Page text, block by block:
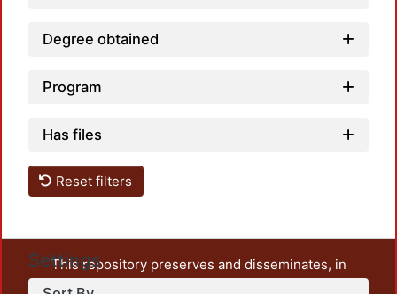
Degree obtained
Program
Has files
Reset filters
Settings
This repository preserves and disseminates, in
unrestricted open access, the teaching and research